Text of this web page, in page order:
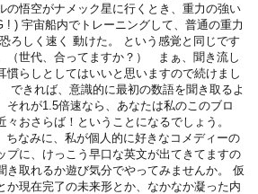
の悟空がナメック星に行くとき、重力の強い
! ) 宇宙船内でトレーニングして、普通の重力
ろしく速く 動けた。 という感覚と同じです
（世代、合ってますか？） まぁ、聞き流し
慣らしとしてはいいと思いますので続けまし
できれば、意識的に最初の数語を聞き取るよ
それが1.5倍速なら、あなたは私のこのブロ
々おさらば！ということになるでしょう。
なみに、私が個人的に好きなコメディーの
プに、けっこう早口な英文が出てきてますの
き取れるか遊び気分でやってみませんか。 仮
か現在完了の未来形とか、なかなか凝った内